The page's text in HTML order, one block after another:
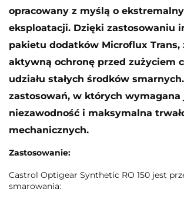
opracowany z myślą o
eksploatacji. Dzięki zastosowaniu
pakietu dodatków Microflux Trans,
aktywną ochronę przed zużyciem
udziału stałych środków
zastosowań, w których wymagana
niezawodność i maksymalna
mechanicznych.
Zastosowanie:
Castrol Optigear Synthetic RO 150 jest
smarowania: